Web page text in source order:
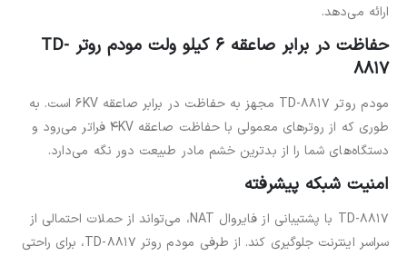
ارائه می‌دهد.
حفاظت در برابر صاعقه 6 کیلو ولت مودم روتر
TD-
8817
مودم روتر TD-8817 مجهز به حفاظت در برابر صاعقه 6KV است. به
طوری که از روترهای معمولی با حفاظت صاعقه 4KV فراتر می‌رود و
دستگاه‌های شما را از بدترین خشم مادر طبیعت دور نگه می‌دارد.
امنیت شبکه پیشرفته
TD-8817 با پشتیبانی از فایروال NAT، می‌تواند از حملات احتمالی از
سراسر اینترنت جلوگیری کند. از طرفی مودم روتر TD-8817، برای راحتی